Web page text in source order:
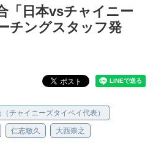
「日本vsチャイニー
チングスタッフ発
チャイニーズタイペイ代表）
仁志敏久 大西崇之